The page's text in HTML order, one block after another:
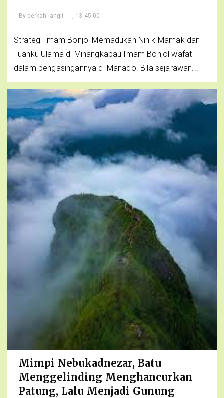
By berkah langit , 13.45.00
Strategi Imam Bonjol Memadukan Ninik-Mamak dan
Tuanku Ulama di Minangkabau Imam Bonjol wafat
dalam pengasingannya di Manado. Bila sejarawan...
Mimpi Nebukadnezar, Batu
Menggelinding Menghancurkan
Patung, Lalu Menjadi Gunung